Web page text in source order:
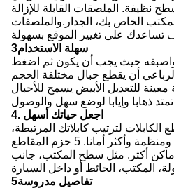
نظيفة. الملصقات القابلة للإزالة
الخاص بك، الجدار.والملصقات
3سهلة الاستخدام
حيث يجب أن يكون ثم اضغط
أن يقطع حبال مختلفة الحجم
معينة للتعديل الأبيض يسمح للأحبال
4. اجعل حياتك أسهل
لترتيب كابلاتك المرتبطة،
وجعل كابلاتك العديدة أجمل ومنظمة وأكثر أمانا. 5 حزم المقاطع
أكثر. مثل سطح المكتب، جانب
5تفاصيل مدروسة